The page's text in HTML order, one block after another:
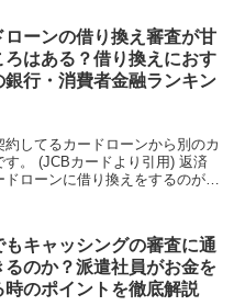
ローンの借り換え審査が甘
ろはある？借り換えにおす
銀行・消費者金融ランキン
してるカードローンから別のカ
。 (JCBカードより引用) 返済
ローンに借り換えをするのが効
もキャッシングの審査に通
るのか？派遣社員がお金を
時のポイントを徹底解説